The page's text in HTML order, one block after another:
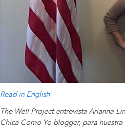
Read in English
The Well Project entrevista Arianna
Chica Como Yo blogger, para